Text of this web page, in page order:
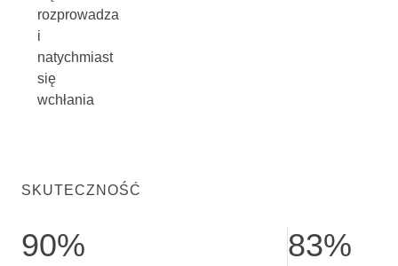
rozprowadza
i
natychmiast
się
wchłania
SKUTECZNOŚĆ
90% 83%